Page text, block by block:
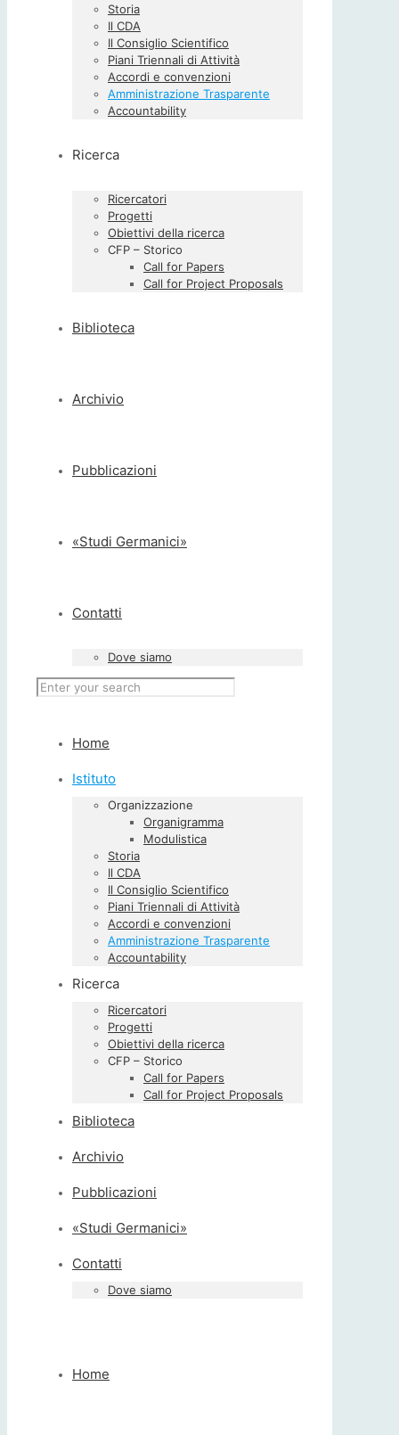
Storia
Il CDA
Il Consiglio Scientifico
Piani Triennali di Attività
Accordi e convenzioni
Amministrazione Trasparente
Accountability
Ricerca
Ricercatori
Progetti
Obiettivi della ricerca
CFP – Storico
Call for Papers
Call for Project Proposals
Biblioteca
Archivio
Pubblicazioni
«Studi Germanici»
Contatti
Dove siamo
Home
Istituto
Organizzazione
Organigramma
Modulistica
Storia
Il CDA
Il Consiglio Scientifico
Piani Triennali di Attività
Accordi e convenzioni
Amministrazione Trasparente
Accountability
Ricerca
Ricercatori
Progetti
Obiettivi della ricerca
CFP – Storico
Call for Papers
Call for Project Proposals
Biblioteca
Archivio
Pubblicazioni
«Studi Germanici»
Contatti
Dove siamo
Home